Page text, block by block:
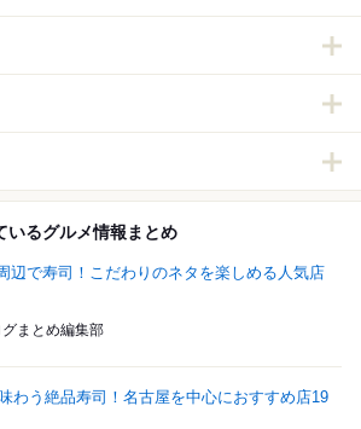
いるグルメ情報まとめ
辺で寿司！こだわりのネタを楽しめる人気店
まとめ編集部
わう絶品寿司！名古屋を中心におすすめ店19